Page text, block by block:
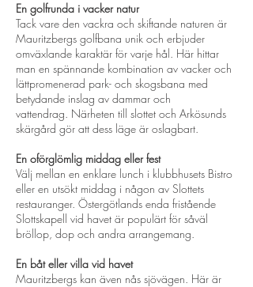
En golfrunda i vacker natur
Tack vare den vackra och skiftande naturen är
Mauritzbergs golfbana unik och erbjuder
omväxlande karaktär för varje hål. Här hittar
man en spännande kombination av vacker och
lättpromenerad park- och skogsbana med
betydande inslag av dammar och
vattendrag. Närheten till slottet och Arkösunds
skärgård gör att dess läge är oslagbart.
En oförglömlig middag eller fest
Välj mellan en enklare lunch i klubbhusets Bistro
eller en utsökt middag i någon av Slottets
restauranger. Östergötlands enda fristående
Slottskapell vid havet är populärt för såväl
bröllop, dop och andra arrangemang.
En båt eller villa vid havet
Mauritzbergs kan även nås sjövägen. Här är